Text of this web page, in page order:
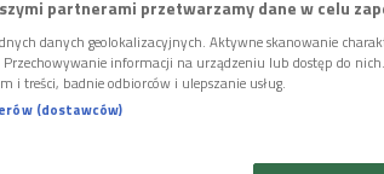
partnerami przetwarzamy dane w celu
danych geolokalizacyjnych. Aktywne skanowanie
informacji na urządzeniu lub dostęp do
i treści, badnie odbiorców i ulepszanie usług.
(dostawców)